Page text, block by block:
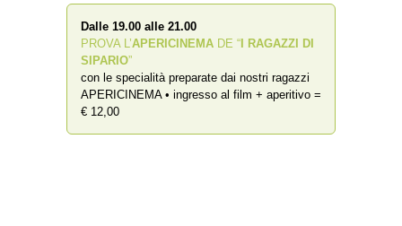
Dalle 19.00 alle 21.00
PROVA L’APERICINEMA DE “ I RAGAZZI DI
SIPARIO”
con le specialità preparate dai nostri ragazzi
APERICINEMA • ingresso al film + aperitivo =
€ 12,00